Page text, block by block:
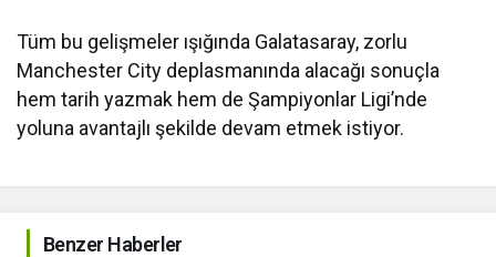
Tüm bu gelişmeler ışığında Galatasaray, zorlu
Manchester City deplasmanında alacağı sonuçla
hem tarih yazmak hem de Şampiyonlar Ligi’nde
yoluna avantajlı şekilde devam etmek istiyor.
Benzer Haberler